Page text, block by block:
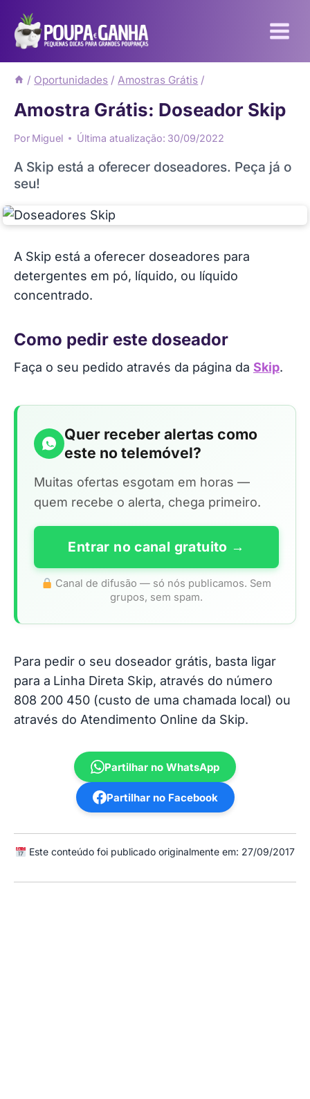
para
Conteúdo
/ Oportunidades / Amostras Grátis /
Amostra Grátis: Doseador Skip
Por Miguel Última atualização: 30/09/2022
A Skip está a oferecer doseadores. Peça já o
seu!
A Skip está a oferecer doseadores para
detergentes em pó, líquido, ou líquido
concentrado.
Como pedir este doseador
Faça o seu pedido através da página da Skip.
Quer receber alertas como
este no telemóvel?
Muitas ofertas esgotam em horas —
quem recebe o alerta, chega primeiro.
Entrar no canal gratuito →
Canal de difusão — só nós publicamos. Sem
grupos, sem spam.
Para pedir o seu doseador grátis, basta ligar
para a Linha Direta Skip, através do número
808 200 450 (custo de uma chamada local) ou
através do Atendimento Online da Skip.
Partilhar no WhatsApp
Partilhar no Facebook
Este conteúdo foi publicado originalmente em: 27/09/2017